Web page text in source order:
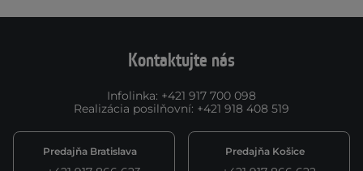
Kontaktujte nás
Infolinka: +421 917 700 098
Realizácia posilňovní: +421 918 408 519
Predajňa Bratislava Predajňa Košice